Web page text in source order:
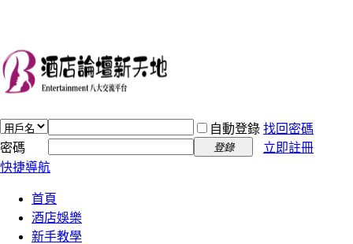
自動登錄 找回密碼
密碼
登錄
立即註冊
快捷導航
首頁
酒店娛樂
新手教學